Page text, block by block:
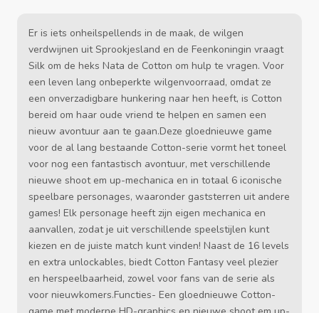
Er is iets onheilspellends in de maak, de wilgen
verdwijnen uit Sprookjesland en de Feenkoningin vraagt
Silk om de heks Nata de Cotton om hulp te vragen. Voor
een leven lang onbeperkte wilgenvoorraad, omdat ze
een onverzadigbare hunkering naar hen heeft, is Cotton
bereid om haar oude vriend te helpen en samen een
nieuw avontuur aan te gaan.Deze gloednieuwe game
voor de al lang bestaande Cotton-serie vormt het toneel
voor nog een fantastisch avontuur, met verschillende
nieuwe shoot em up-mechanica en in totaal 6 iconische
speelbare personages, waaronder gaststerren uit andere
games! Elk personage heeft zijn eigen mechanica en
aanvallen, zodat je uit verschillende speelstijlen kunt
kiezen en de juiste match kunt vinden! Naast de 16 levels
en extra unlockables, biedt Cotton Fantasy veel plezier
en herspeelbaarheid, zowel voor fans van de serie als
voor nieuwkomers.Functies- Een gloednieuwe Cotton-